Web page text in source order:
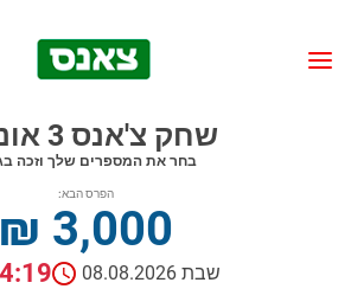
שחק צ'אנס 3 אונליין
בחר את המספרים שלך וזכה
הפרס הבא:
₪ 3,000
שבת 08.08.2026